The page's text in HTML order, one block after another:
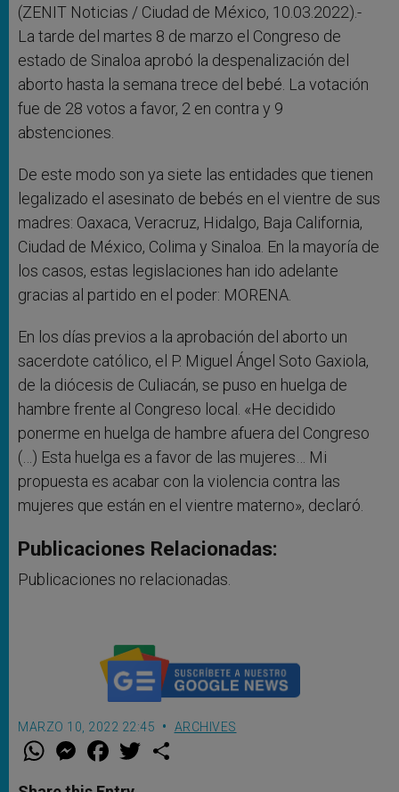
(ZENIT Noticias / Ciudad de México, 10.03.2022).-
La tarde del martes 8 de marzo el Congreso de
estado de Sinaloa aprobó la despenalización del
aborto hasta la semana trece del bebé. La votación
fue de 28 votos a favor, 2 en contra y 9
abstenciones.
De este modo son ya siete las entidades que tienen
legalizado el asesinato de bebés en el vientre de sus
madres: Oaxaca, Veracruz, Hidalgo, Baja California,
Ciudad de México, Colima y Sinaloa. En la mayoría de
los casos, estas legislaciones han ido adelante
gracias al partido en el poder: MORENA.
En los días previos a la aprobación del aborto un
sacerdote católico, el P. Miguel Ángel Soto Gaxiola,
de la diócesis de Culiacán, se puso en huelga de
hambre frente al Congreso local. «He decidido
ponerme en huelga de hambre afuera del Congreso
(…) Esta huelga es a favor de las mujeres… Mi
propuesta es acabar con la violencia contra las
mujeres que están en el vientre materno», declaró.
Publicaciones Relacionadas:
Publicaciones no relacionadas.
MARZO 10, 2022 22:45 ARCHIVES
W
t
M
e
s
F
a
e
w